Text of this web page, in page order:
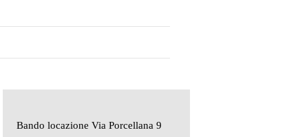
Bando locazione Via Porcellana 9